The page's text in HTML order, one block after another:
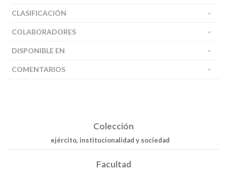
CLASIFICACIÓN
COLABORADORES
DISPONIBLE EN
COMENTARIOS
Colección
ejército, institucionalidad y sociedad
Facultad